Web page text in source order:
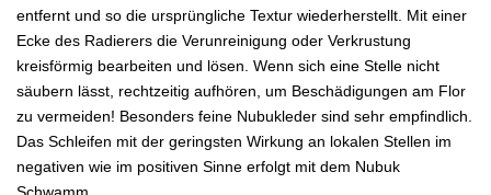
entfernt und so die ursprüngliche Textur wiederherstellt. Mit einer
Ecke des Radierers die Verunreinigung oder Verkrustung
kreisförmig bearbeiten und lösen. Wenn sich eine Stelle nicht
säubern lässt, rechtzeitig aufhören, um Beschädigungen am Flor
zu vermeiden! Besonders feine Nubukleder sind sehr empfindlich.
Das Schleifen mit der geringsten Wirkung an lokalen Stellen im
negativen wie im positiven Sinne erfolgt mit dem Nubuk